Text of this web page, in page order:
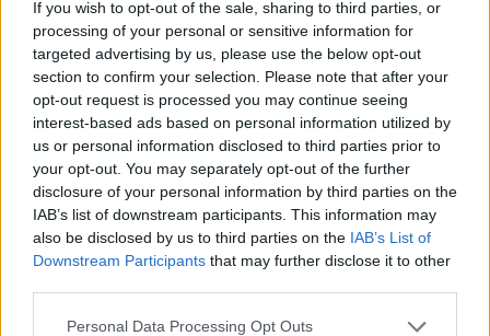
If you wish to opt-out of the sale, sharing to third parties, or
processing of your personal or sensitive information for
targeted advertising by us, please use the below opt-out
section to confirm your selection. Please note that after your
opt-out request is processed you may continue seeing
interest-based ads based on personal information utilized by
us or personal information disclosed to third parties prior to
your opt-out. You may separately opt-out of the further
disclosure of your personal information by third parties on the
IAB’s list of downstream participants. This information may
also be disclosed by us to third parties on the IAB’s List of
Downstream Participants that may further disclose it to other
Please note that this website/app uses one or more Google
Personal Data Processing Opt Outs
«αγκάθια» για τη μη ολοκλήρωση των
δασικών χαρτών.
Το ζήτημα των απλήρωτων Επιτροπών
έφτασε και στη Βουλή όπου και κατατέθηκαν
τουλάχιστον τρεις ερωτήσεις τις
τελευταίες ημέρες.
Τα ποσά των αποζημιώσεων των Επιτροπών,
πάντως, είναι δεσμευμένα και προέρχονται
από πόρους του Πράσινου Ταμείου. Ωστόσο
η επιστροφή των Δασικών Υπηρεσιών από